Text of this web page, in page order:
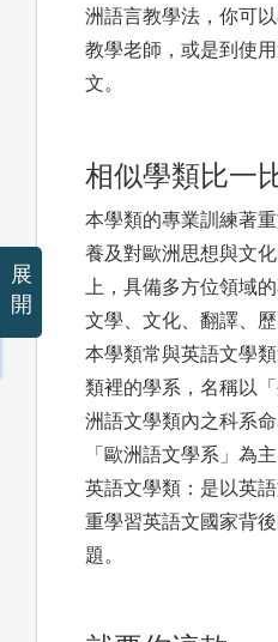
洲語言教學法，你可
教學老師，或是到使
文。
相似學類比一
本學類的專業訓練著
養及對歐洲思想與文
上，具備多方位領域
文學、文化、翻譯、歷
本學類常與英語文學
類裡的學系，名稱以
洲語文學類內之科系
「歐洲語文學系」為主
英語文學類：是以英
重學習英語文國家背
題。
展
開